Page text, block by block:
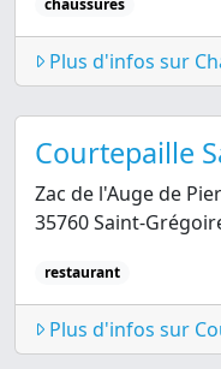
chaussures
Plus d'infos sur
Courtepaille
Zac de l'Auge de
35760 Saint-
restaurant
Plus d'infos sur